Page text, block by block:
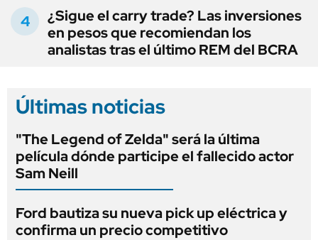
¿Sigue el carry trade? Las inversiones
en pesos que recomiendan los
analistas tras el último REM del BCRA
Últimas noticias
"The Legend of Zelda" será la última
película dónde participe el fallecido actor
Sam Neill
Ford bautiza su nueva pick up eléctrica y
confirma un precio competitivo